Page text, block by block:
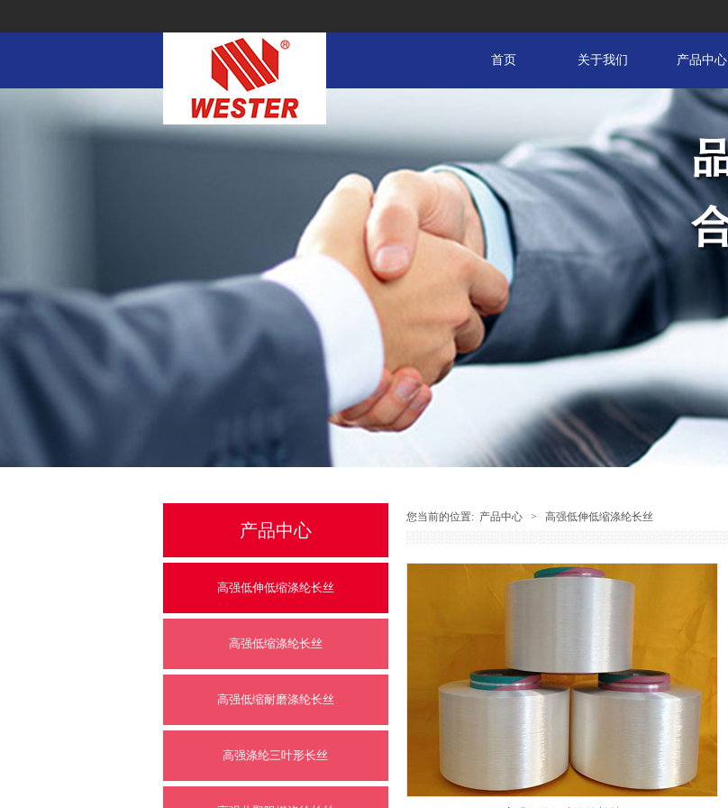
首页 关于我们 产品中心
产品中心
高强低伸低缩涤纶长丝
高强低缩涤纶长丝
高强低缩耐磨涤纶长丝
高强涤纶三叶形长丝
您当前的位置: 产品中心 > 高强低伸低缩涤纶长丝